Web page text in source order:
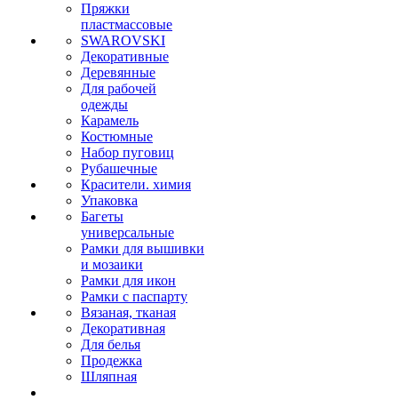
Пряжки
пластмассовые
SWAROVSKI
Декоративные
Деревянные
Для рабочей
одежды
Карамель
Костюмные
Набор пуговиц
Рубашечные
Красители. химия
Упаковка
Багеты
универсальные
Рамки для вышивки
и мозаики
Рамки для икон
Рамки с паспарту
Вязаная, тканая
Декоративная
Для белья
Продежка
Шляпная